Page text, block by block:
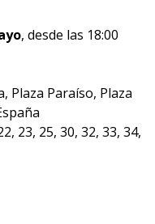
, desde las 18:00
Plaza Paraíso, Plaza
23, 25, 30, 32, 33, 34,